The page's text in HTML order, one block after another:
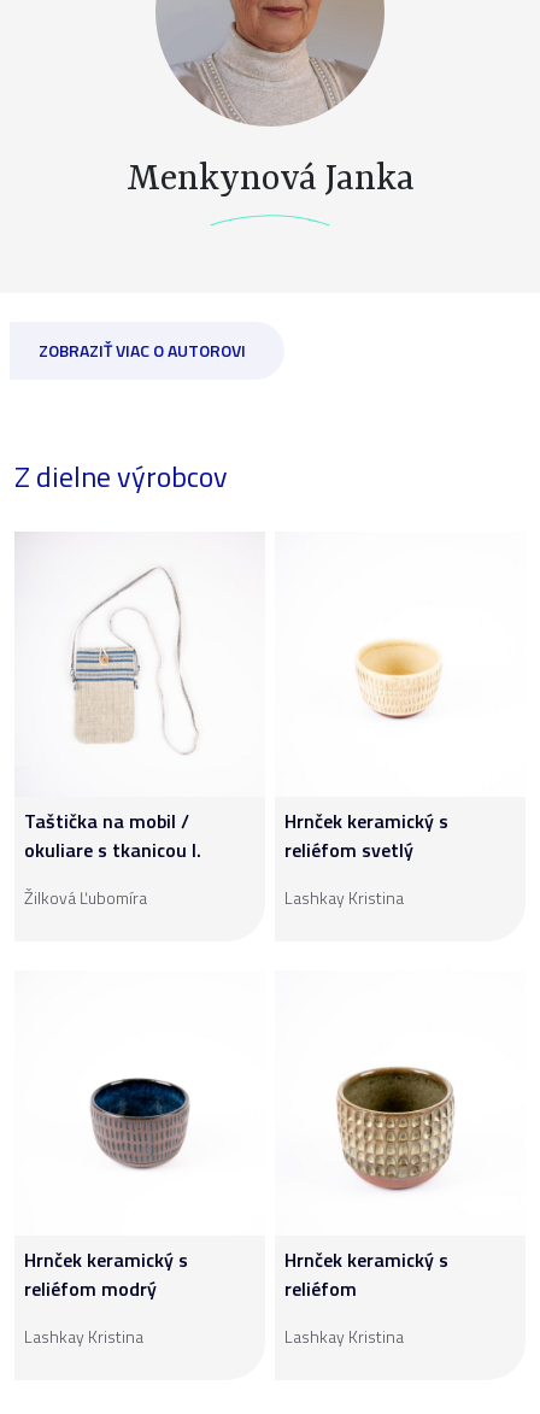
Menkynová Janka
ZOBRAZIŤ VIAC O AUTOROVI
Z dielne výrobcov
Taštička na mobil /
okuliare s tkanicou I.
Žilková Ľubomíra
Hrnček keramický s
reliéfom svetlý
Lashkay Kristina
Hrnček keramický s
reliéfom modrý
Lashkay Kristina
Hrnček keramický s
reliéfom
Lashkay Kristina